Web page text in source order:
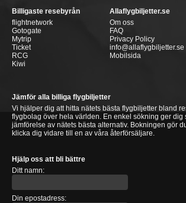
Billigaste resebyrån
flightnetwork
Gotogate
Mytrip
Ticket
RCG
Kiwi
Allaflygbiljetter.se
Om oss
FAQ
Privacy Policy
info@allaflygbiljetter.se
Mobilsida
Jämför alla billiga flygbiljetter
Vi hjälper dig att hitta nätets bästa flygbiljetter bland
flygbolag över hela världen. En enkel sökning ger dig
jämförelse av nätets bästa alternativ. Bokningen gör
klicka dig vidare till en av våra återförsäljare.
Hjälp oss att bli bättre
Ditt namn:
Din epostadress: